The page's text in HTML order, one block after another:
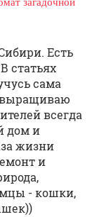
Есть
статьях
сама
выращиваю
всегда
дом и
жизни
и
- кошки,